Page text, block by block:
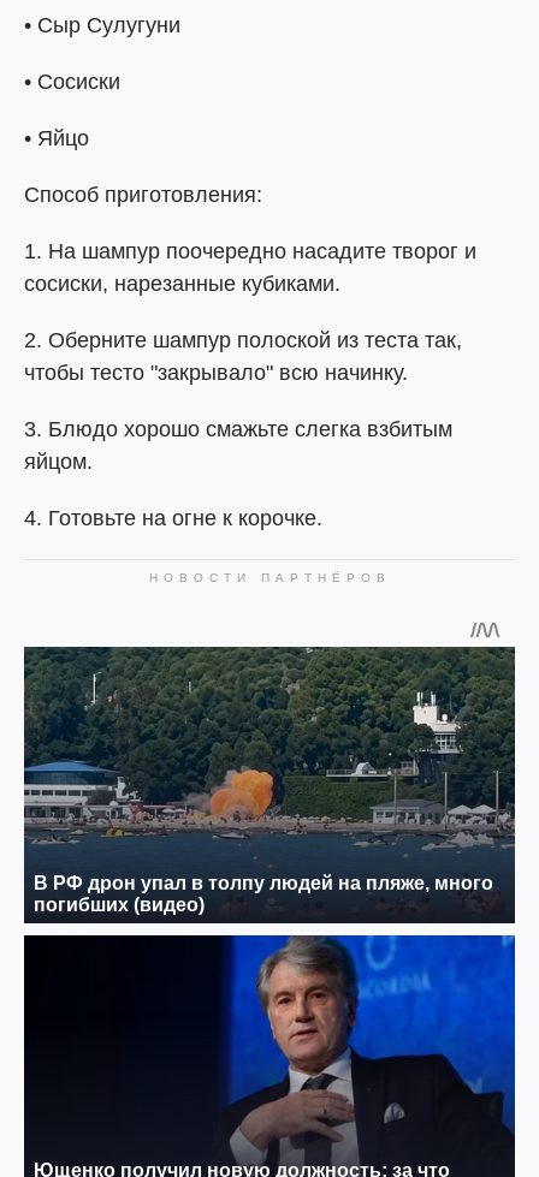
• Сыр Сулугуни
• Сосиски
• Яйцо
Способ приготовления:
1. На шампур поочередно насадите творог и
сосиски, нарезанные кубиками.
2. Оберните шампур полоской из теста так,
чтобы тесто "закрывало" всю начинку.
3. Блюдо хорошо смажьте слегка взбитым
яйцом.
4. Готовьте на огне к корочке.